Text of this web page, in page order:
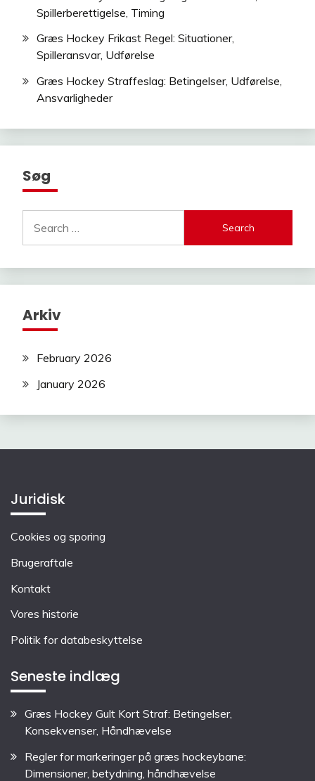
Spillerberettigelse, Timing
Græs Hockey Frikast Regel: Situationer,
Spilleransvar, Udførelse
Græs Hockey Straffeslag: Betingelser, Udførelse,
Ansvarligheder
Søg
for:
Arkiv
February 2026
January 2026
Juridisk
Cookies og sporing
Brugeraftale
Kontakt
Vores historie
Politik for databeskyttelse
Seneste indlæg
Græs Hockey Gult Kort Straf: Betingelser,
Konsekvenser, Håndhævelse
Regler for markeringer på græs hockeybane:
Dimensioner, betydning, håndhævelse